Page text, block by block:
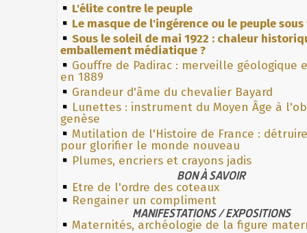
L'élite contre le peuple
Le masque de l'ingérence ou le peuple
Sous le soleil de mai 1922 : chaleur
emballement médiatique ?
Gouffre de Padirac : merveille géologique
en 1889
Grandeur d'âme du chevalier Bayard
Lunettes : instrument du Moyen Âge à
genèse
Mutilation de l'Histoire de France :
pour glorifier le monde nouveau
Plumes, encriers et crayons jadis
BON À SAVOIR
Etre de l'ordre des coteaux
Rengainer un compliment
MANIFESTATIONS / EXPOSITIONS
Maternités, archéologie de la figure